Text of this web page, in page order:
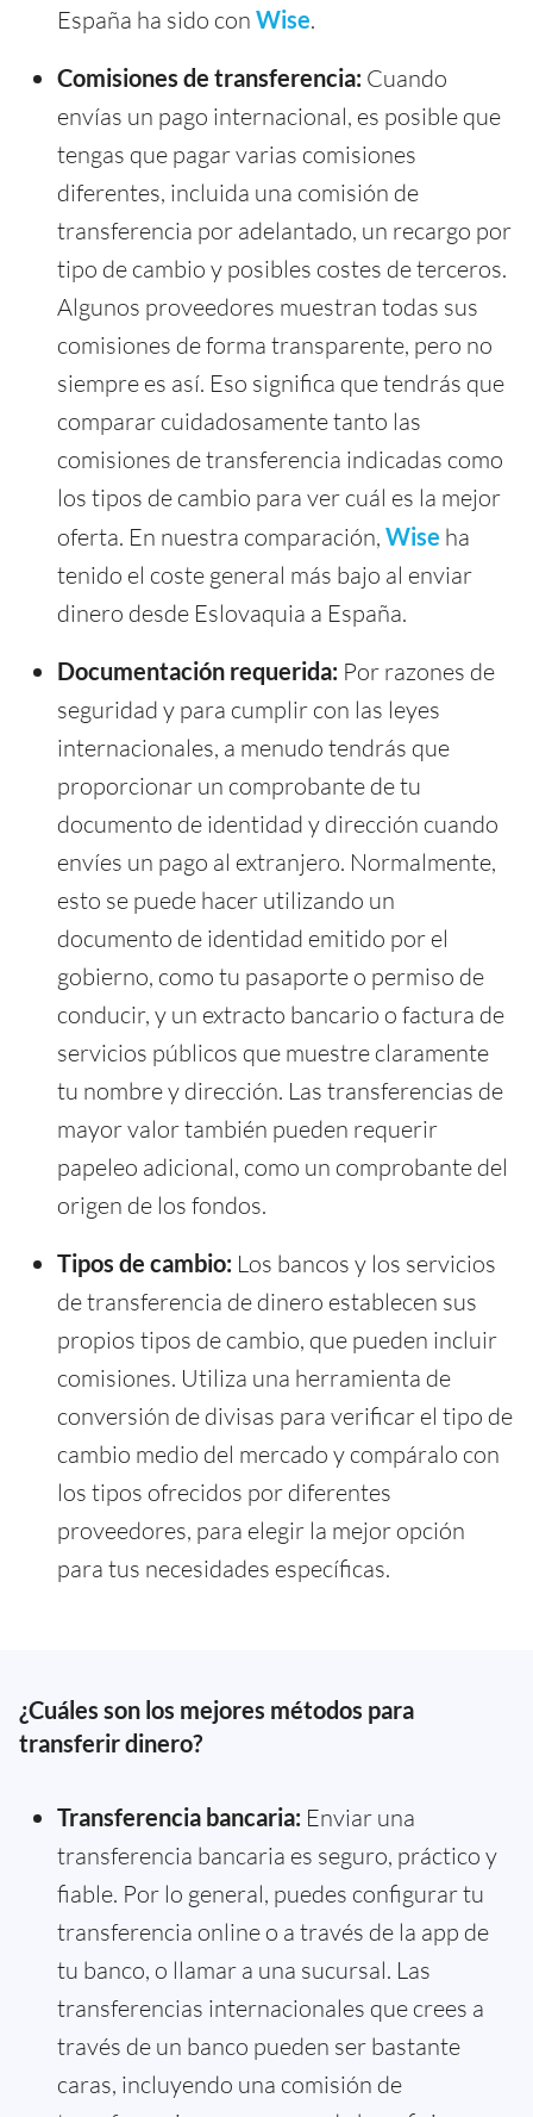
España ha sido con Wise.
Comisiones de transferencia: Cuando
envías un pago internacional, es posible que
tengas que pagar varias comisiones
diferentes, incluida una comisión de
transferencia por adelantado, un recargo por
tipo de cambio y posibles costes de terceros.
Algunos proveedores muestran todas sus
comisiones de forma transparente, pero no
siempre es así. Eso significa que tendrás que
comparar cuidadosamente tanto las
comisiones de transferencia indicadas como
los tipos de cambio para ver cuál es la mejor
oferta. En nuestra comparación, Wise ha
tenido el coste general más bajo al enviar
dinero desde Eslovaquia a España.
Documentación requerida: Por razones de
seguridad y para cumplir con las leyes
internacionales, a menudo tendrás que
proporcionar un comprobante de tu
documento de identidad y dirección cuando
envíes un pago al extranjero. Normalmente,
esto se puede hacer utilizando un
documento de identidad emitido por el
gobierno, como tu pasaporte o permiso de
conducir, y un extracto bancario o factura de
servicios públicos que muestre claramente
tu nombre y dirección. Las transferencias de
mayor valor también pueden requerir
papeleo adicional, como un comprobante del
origen de los fondos.
Tipos de cambio: Los bancos y los servicios
de transferencia de dinero establecen sus
propios tipos de cambio, que pueden incluir
comisiones. Utiliza una herramienta de
conversión de divisas para verificar el tipo de
cambio medio del mercado y compáralo con
los tipos ofrecidos por diferentes
proveedores, para elegir la mejor opción
para tus necesidades específicas.
¿Cuáles son los mejores métodos para
transferir dinero?
Transferencia bancaria: Enviar una
transferencia bancaria es seguro, práctico y
fiable. Por lo general, puedes configurar tu
transferencia online o a través de la app de
tu banco, o llamar a una sucursal. Las
transferencias internacionales que crees a
través de un banco pueden ser bastante
caras, incluyendo una comisión de